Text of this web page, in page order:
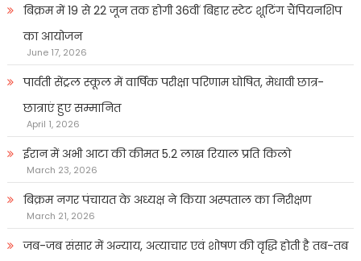
बिक्रम में 19 से 22 जून तक होगी 36वीं बिहार स्टेट शूटिंग चैंपियनशिप
का आयोजन
June 17, 2026
पार्वती सेंट्रल स्कूल में वार्षिक परीक्षा परिणाम घोषित, मेधावी छात्र-
छात्राएं हुए सम्मानित
April 1, 2026
ईरान में अभी आटा की कीमत 5.2 लाख रियाल प्रति किलो
March 23, 2026
बिक्रम नगर पंचायत के अध्यक्ष ने किया अस्पताल का निरीक्षण
March 21, 2026
जब-जब संसार में अन्याय, अत्याचार एवं शोषण की वृद्धि होती है तब-तब